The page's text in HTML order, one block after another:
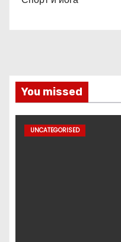
You missed
UNCATEGORISED